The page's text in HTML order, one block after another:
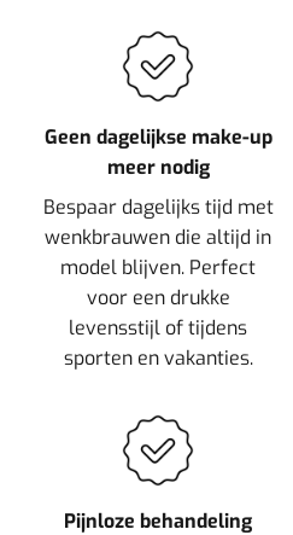
Geen dagelijkse make-up
meer nodig
Bespaar dagelijks tijd met
wenkbrauwen die altijd in
model blijven. Perfect
voor een drukke
levensstijl of tijdens
sporten en vakanties.
Pijnloze behandeling